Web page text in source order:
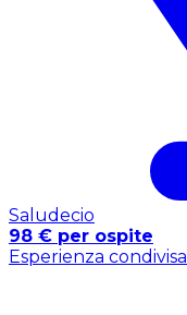
Saludecio
98 € per ospite
Esperienza condivisa